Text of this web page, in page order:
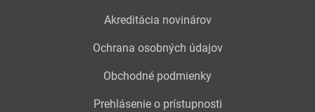
Akreditácia novinárov
Ochrana osobných údajov
Obchodné podmienky
Prehlásenie o prístupnosti